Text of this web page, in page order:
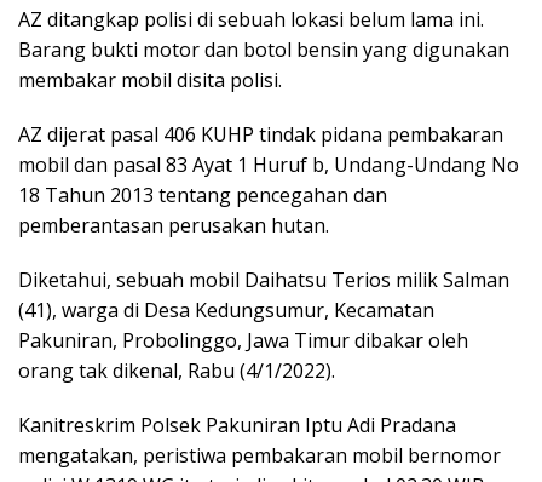
AZ ditangkap polisi di sebuah lokasi belum lama ini.
Barang bukti motor dan botol bensin yang digunakan
membakar mobil disita polisi.
AZ dijerat pasal 406 KUHP tindak pidana pembakaran
mobil dan pasal 83 Ayat 1 Huruf b, Undang-Undang No
18 Tahun 2013 tentang pencegahan dan
pemberantasan perusakan hutan.
Diketahui, sebuah mobil Daihatsu Terios milik Salman
(41), warga di Desa Kedungsumur, Kecamatan
Pakuniran, Probolinggo, Jawa Timur dibakar oleh
orang tak dikenal, Rabu (4/1/2022).
Kanitreskrim Polsek Pakuniran Iptu Adi Pradana
mengatakan, peristiwa pembakaran mobil bernomor